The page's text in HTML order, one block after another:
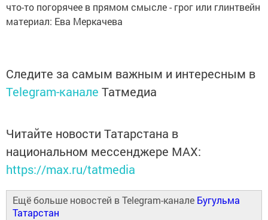
что-то погорячее в прямом смысле - грог или глинтвейн
материал: Ева Меркачева
Следите за самым важным и интересным в
Telegram-канале Татмедиа
Читайте новости Татарстана в
национальном мессенджере MАХ:
https://max.ru/tatmedia
Ещё больше новостей в Telegram-канале Бугульма
Татарстан